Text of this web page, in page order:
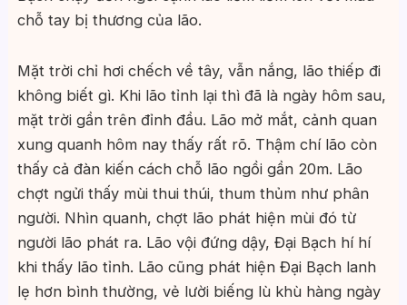
chỗ tay bị thương của lão.
Mặt trời chỉ hơi chếch về tây, vẫn nắng, lão thiếp đi
không biết gì. Khi lão tỉnh lại thì đã là ngày hôm sau,
mặt trời gần trên đỉnh đầu. Lão mở mắt, cảnh quan
xung quanh hôm nay thấy rất rõ. Thậm chí lão còn
thấy cả đàn kiến cách chỗ lão ngồi gần 20m. Lão
chợt ngửi thấy mùi thui thúi, thum thủm như phân
người. Nhìn quanh, chợt lão phát hiện mùi đó từ
người lão phát ra. Lão vội đứng dậy, Đại Bạch hí hí
khi thấy lão tỉnh. Lão cũng phát hiện Đại Bạch lanh
lẹ hơn bình thường, vẻ lười biếng lù khù hàng ngày